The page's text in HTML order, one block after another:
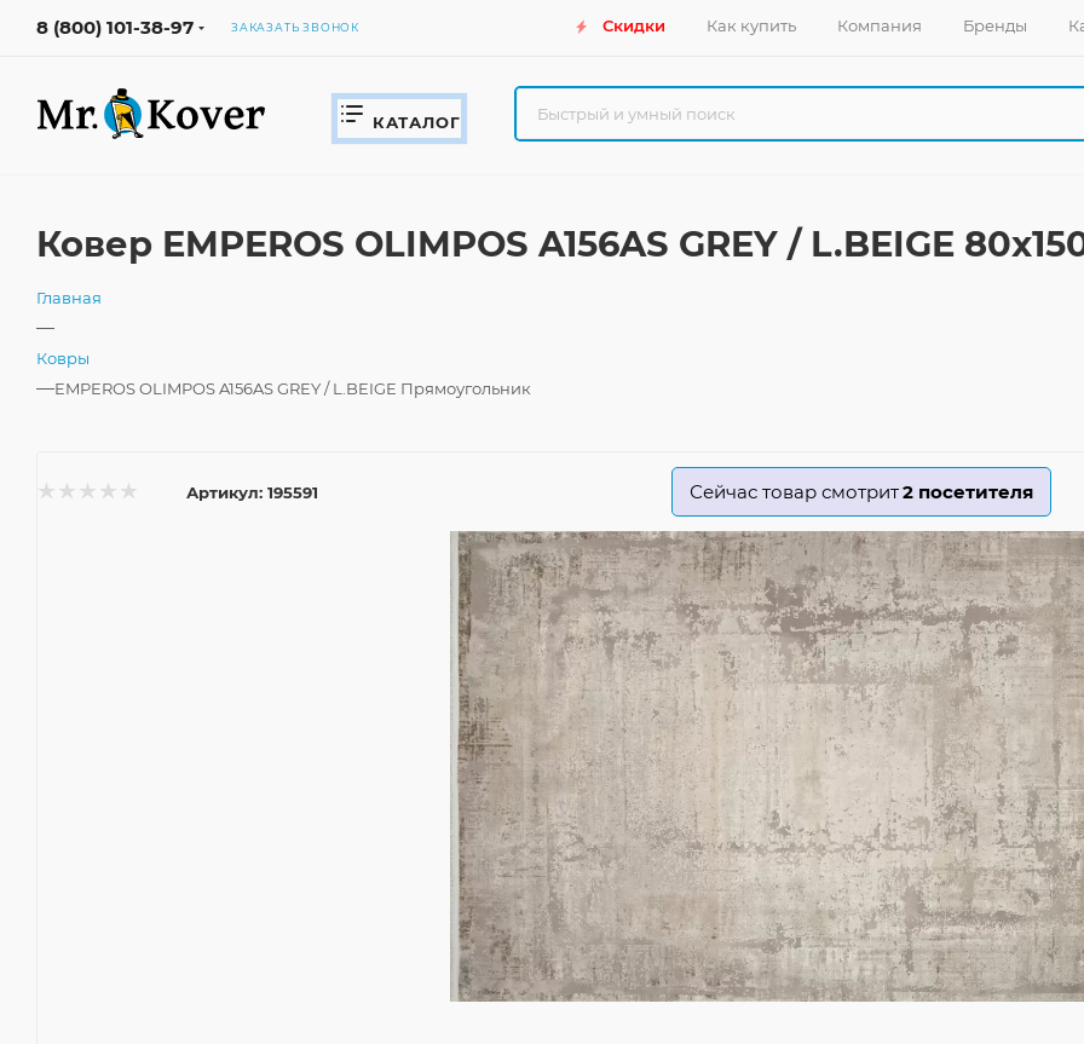
8 (800) 101-38-97 ЗАКАЗАТЬ ЗВОНОК Скидки Как купить Компания Бренды
КАТАЛОГ
Ковер EMPEROS OLIMPOS A156AS GREY / L.BEIGE
Главная
—
Ковры
—EMPEROS OLIMPOS A156AS GREY / L.BEIGE Прямоугольник
Артикул: 195591 Сейчас товар смотрит2 посетителя